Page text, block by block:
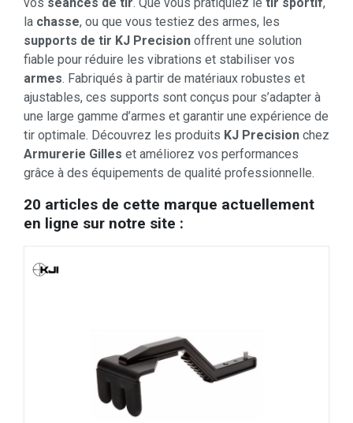
la chasse, ou que vous testiez des armes, les
supports de tir KJ Precision offrent une solution
fiable pour réduire les vibrations et stabiliser vos
armes. Fabriqués à partir de matériaux robustes et
ajustables, ces supports sont conçus pour s’adapter à
une large gamme d’armes et garantir une expérience de
tir optimale. Découvrez les produits KJ Precision chez
Armurerie Gilles et améliorez vos performances
grâce à des équipements de qualité professionnelle.
20 articles de cette marque actuellement
en ligne sur notre site :